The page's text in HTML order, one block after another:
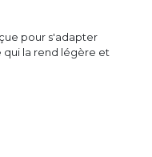
pour s'adapter
qui la rend légère et